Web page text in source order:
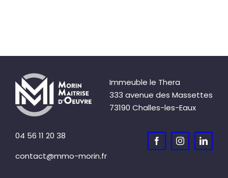
Immeuble le Thera
333 avenue des Massettes
73190 Challes-les-Eaux
04 56 11 20 38
contact@mmo-morin.fr